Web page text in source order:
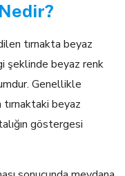
tırnakta beyaz
şeklinde beyaz renk
Genellikle
beyaz
göstergesi